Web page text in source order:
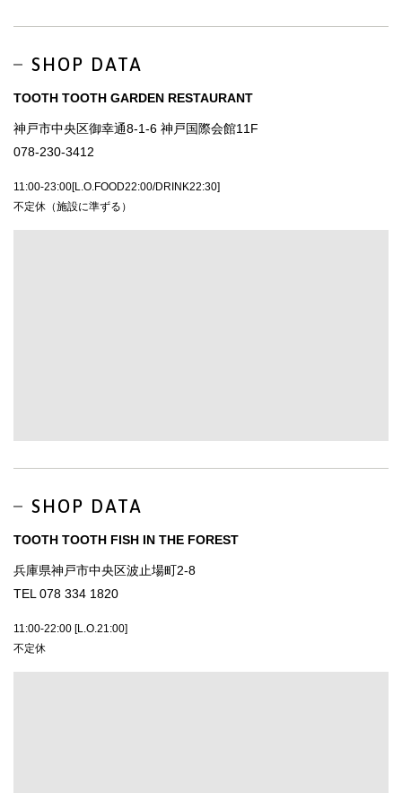
SHOP DATA
TOOTH TOOTH GARDEN RESTAURANT
神戸市中央区御幸通8-1-6 神戸国際会館11F
078-230-3412
11:00-23:00[L.O.FOOD22:00/DRINK22:30]
不定休（施設に準ずる）
SHOP DATA
TOOTH TOOTH FISH IN THE FOREST
兵庫県神戸市中央区波止場町2-8
TEL 078 334 1820
11:00-22:00 [L.O.21:00]
不定休